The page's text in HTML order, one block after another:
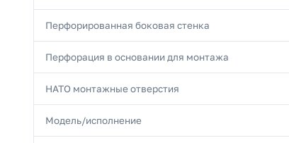
Перфорированная боковая стенка
Перфорация в основании для монтажа
НАТО монтажные отверстия
Модель/исполнение